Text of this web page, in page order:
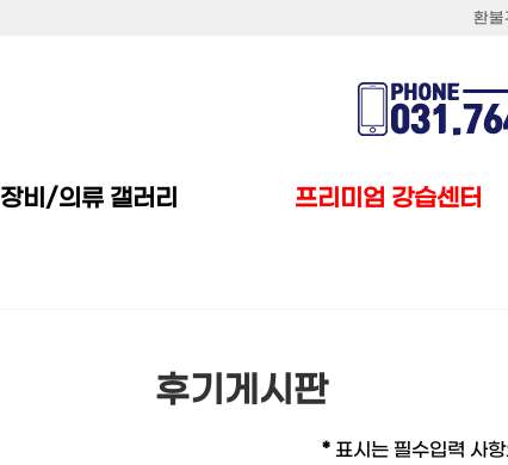
환불
장비/의류 갤러리 프리미엄 강습센터
후기게시판
* 표시는 필수입력 사